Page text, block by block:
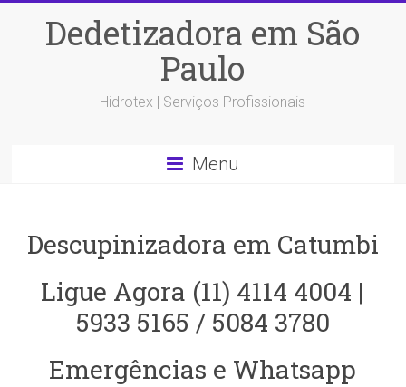
Dedetizadora em São
Paulo
Hidrotex | Serviços Profissionais
Menu
Descupinizadora em Catumbi
Ligue Agora (11) 4114 4004 |
5933 5165 / 5084 3780
Emergências e Whatsapp